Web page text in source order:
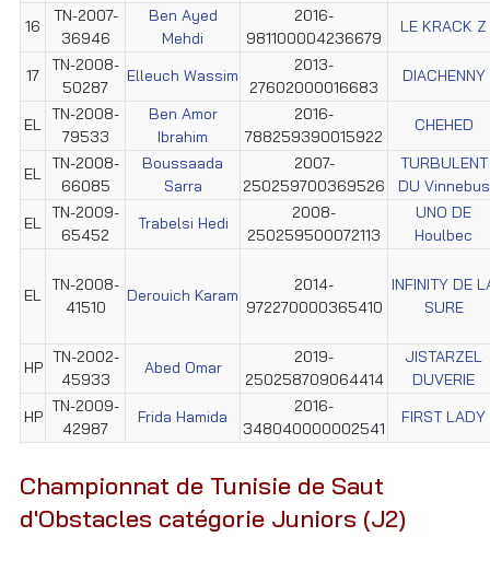
16
TN-2007-
36946
Ben Ayed
Mehdi
2016-
981100004236679
LE KRACK Z
17
TN-2008-
50287
Elleuch Wassim
2013-
27602000016683
DIACHENNY
EL
TN-2008-
79533
Ben Amor
Ibrahim
2016-
788259390015922
CHEHED
EL
TN-2008-
66085
Boussaada
Sarra
2007-
250259700369526
TURBULENT
DU Vinnebus
EL
TN-2009-
65452
Trabelsi Hedi
2008-
250259500072113
UNO DE
Houlbec
EL
TN-2008-
41510
Derouich Karam
2014-
972270000365410
INFINITY DE
SURE
HP
TN-2002-
45933
Abed Omar
2019-
250258709064414
JISTARZEL
DUVERIE
HP
TN-2009-
42987
Frida Hamida
2016-
348040000002541
FIRST LADY
Championnat de Tunisie de Saut
d'Obstacles catégorie Juniors (J2)